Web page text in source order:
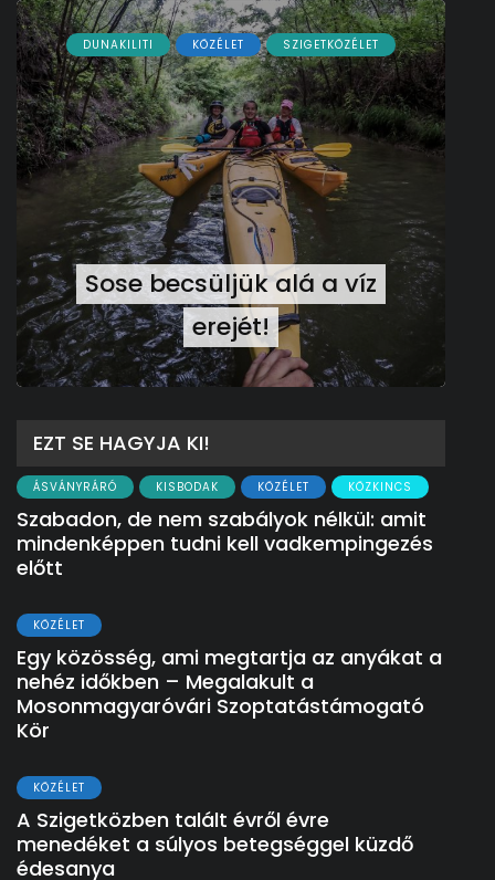
DUNAKILITI KÖZÉLET SZIGETKÖZÉLET
Sose becsüljük alá a víz
erejét!
EZT SE HAGYJA KI!
ÁSVÁNYRÁRÓ KISBODAK KÖZÉLET KÖZKINCS
Szabadon, de nem szabályok nélkül: amit
mindenképpen tudni kell vadkempingezés
előtt
KÖZÉLET
Egy közösség, ami megtartja az anyákat a
nehéz időkben – Megalakult a
Mosonmagyaróvári Szoptatástámogató
Kör
KÖZÉLET
A Szigetközben talált évről évre
menedéket a súlyos betegséggel küzdő
édesanya